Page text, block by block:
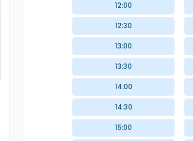
12:00
12:30
13:00
13:30
14:00
14:30
15:00